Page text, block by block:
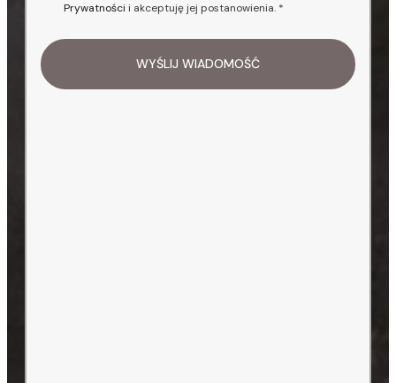
Prywatności i akceptuję jej postanowienia. *
WYŚLIJ WIADOMOŚĆ